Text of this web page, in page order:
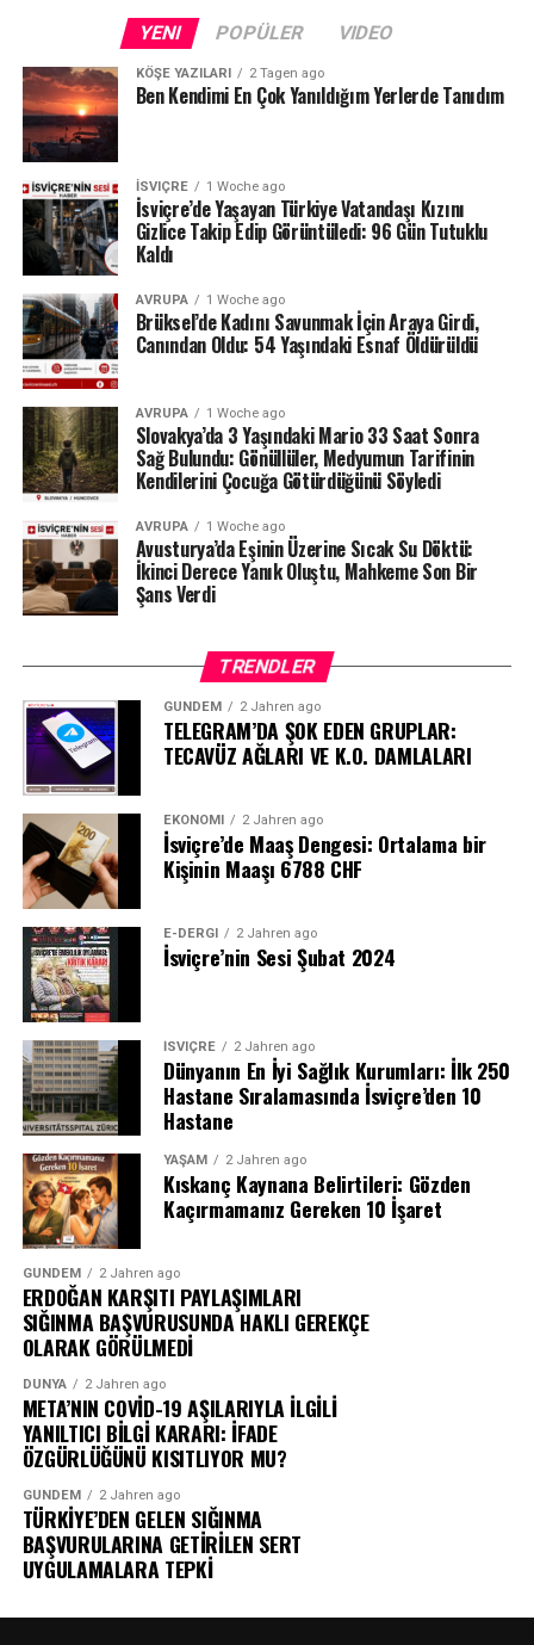
sanığa “son bir şans” verildiğini belirterek davayı şimdilik
Hâkim ayrıca bir kişinin göğüs bölgesinde ikinci derece
yanıklara neden olmasının ciddi sonuçları bulunduğunu,
yaralanmanın görünüm açısından da önemli etkiler
yaratabileceğini vurguladı.
Doktorların değerlendirmesine göre ise kadının
yaralarının kalıcı iz bırakmadan iyileşmesi bekleniyor.
Tazminat ve temas yasağı takip edilecek
Yargılamanın geçici olarak durdurulması, sürecin
tamamen kapandığı anlamına gelmiyor. Denetimli
serbestlik birimi, sanığın taahhüt ettiği tazminatı ödeyip
ödemediğini kontrol edecek.
mahkemeye bildirildi. Bu nedenle 31 yaşındaki erkeğin
söz konusu talebe uyup uymadığı da denetlenecek. Çiftin
ortak çocuğuyla ilgili ise ayrı bir görüşme
YENI POPÜLER VIDEO
KÖŞE YAZILARI 2 Tagen ago
Ben Kendimi En Çok Yanıldığım Yerlerde Tanıdım
İSVIÇRE 1 Woche ago
İsviçre’de Yaşayan Türkiye Vatandaşı Kızını
Gizlice Takip Edip Görüntüledi: 96 Gün Tutuklu
Kaldı
AVRUPA 1 Woche ago
Brüksel’de Kadını Savunmak İçin Araya Girdi,
Canından Oldu: 54 Yaşındaki Esnaf Öldürüldü
AVRUPA 1 Woche ago
Slovakya’da 3 Yaşındaki Mario 33 Saat Sonra
Sağ Bulundu: Gönüllüler, Medyumun Tarifinin
Kendilerini Çocuğa Götürdüğünü Söyledi
AVRUPA 1 Woche ago
Avusturya’da Eşinin Üzerine Sıcak Su Döktü:
İkinci Derece Yanık Oluştu, Mahkeme Son Bir
Şans Verdi
TRENDLER
GÜNDEM 2 Jahren ago
TELEGRAM’DA ŞOK EDEN GRUPLAR:
TECAVÜZ AĞLARI VE K.O. DAMLALARI
EKONOMI 2 Jahren ago
İsviçre’de Maaş Dengesi: Ortalama bir
Kişinin Maaşı 6788 CHF
E-DERGI 2 Jahren ago
İsviçre’nin Sesi Şubat 2024
İSVIÇRE 2 Jahren ago
Dünyanın En İyi Sağlık Kurumları: İlk 250
Hastane Sıralamasında İsviçre’den 10
Hastane
YAŞAM 2 Jahren ago
Kıskanç Kaynana Belirtileri: Gözden
Kaçırmamanız Gereken 10 İşaret
GÜNDEM 2 Jahren ago
ERDOĞAN KARŞITI PAYLAŞIMLARI
SIĞINMA BAŞVURUSUNDA HAKLI GEREKÇE
OLARAK GÖRÜLMEDİ
DÜNYA 2 Jahren ago
META’NIN COVİD-19 AŞILARIYLA İLGİLİ
YANILTICI BİLGİ KARARI: İFADE
ÖZGÜRLÜĞÜNÜ KISITLIYOR MU?
GÜNDEM 2 Jahren ago
TÜRKİYE’DEN GELEN SIĞINMA
BAŞVURULARINA GETİRİLEN SERT
UYGULAMALARA TEPKİ